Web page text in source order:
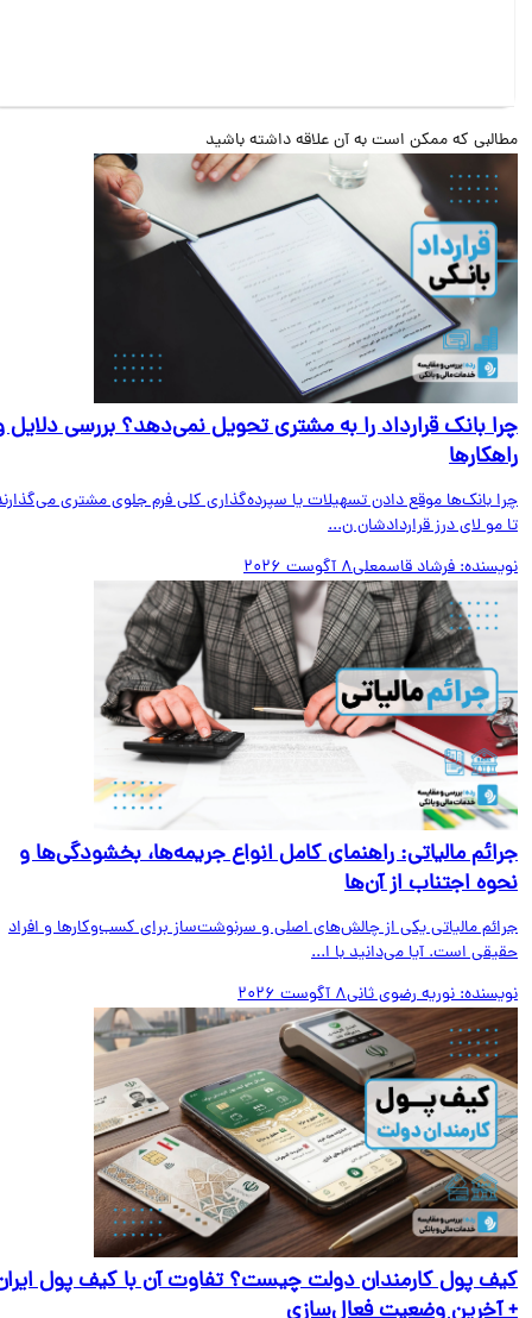
که ممکن است به آن علاقه داشته باشید
بانک قرارداد را به مشتری تحویل نمی‌دهد؟ بررسی دلایل و
بانک‌ها موقع دادن تسهیلات یا سپرده‌گذاری کلی فرم جلوی مشتری می‌گذارند
مو لای درز قراردادشان ن...
فرشاد قاسمعلی8 آگوست 2026
مالیاتی: راهنمای کامل انواع جریمه‌ها، بخشودگی‌ها و
اجتناب از آن‌ها
مالیاتی یکی از چالش‌های اصلی و سرنوشت‌ساز برای کسب‌وکارها و افراد
است. آیا می‌دانید با ا...
نوریه رضوی ثانی8 آگوست 2026
پول کارمندان دولت چیست؟ تفاوت آن با کیف پول ایران